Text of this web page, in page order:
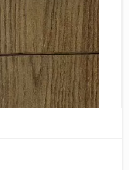
Damy Floor
Decoria
Dolce Flooring
ECO Parquet